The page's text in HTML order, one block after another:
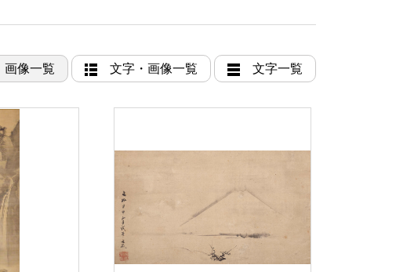
画像一覧 文字・画像一覧 文字一覧